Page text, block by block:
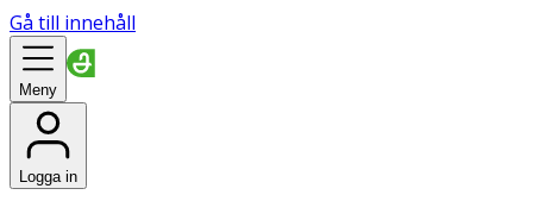
Gå till innehåll
Meny
Logga in